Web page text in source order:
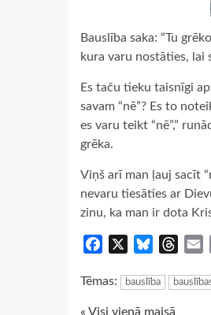
Bauslība saka: “Tu
kura varu nostāties, lai
Es taču tieku taisnīgi
savam “nē”? Es to
es varu teikt “nē”,”
grēka.
Viņš arī man ļauj sacīt
nevaru tiesāties ar
zinu, ka man ir dota
Facebook Bluesky
Tēmas: bauslība
« Visi vienā maisā